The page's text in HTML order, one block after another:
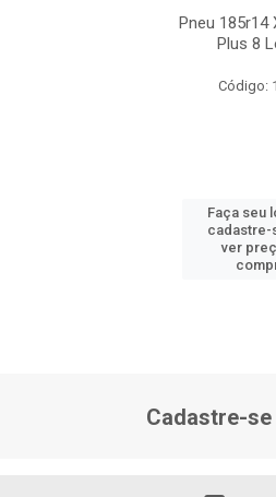
Pneu 185r14
Plus 8
Código:
Faça seu
cadastre-
ver
Cadastre-